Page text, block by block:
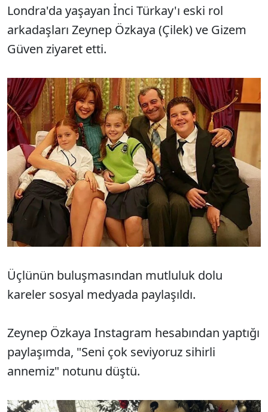
Londra'da yaşayan İnci Türkay'ı eski rol
arkadaşları Zeynep Özkaya (Çilek) ve Gizem
Güven ziyaret etti.
Üçlünün buluşmasından mutluluk dolu
kareler sosyal medyada paylaşıldı.
Zeynep Özkaya Instagram hesabından yaptığı
paylaşımda, "Seni çok seviyoruz sihirli
annemiz" notunu düştü.